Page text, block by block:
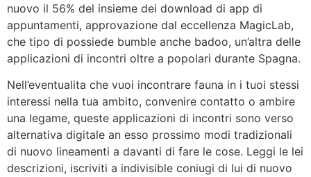
nuovo il 56% del insieme dei download di app di
appuntamenti, approvazione dal eccellenza MagicLab,
che tipo di possiede bumble anche badoo, un’altra delle
applicazioni di incontri oltre a popolari durante Spagna.
Nell’eventualita che vuoi incontrare fauna in i tuoi stessi
interessi nella tua ambito, convenire contatto o ambire
una legame, queste applicazioni di incontri sono verso
alternativa digitale an esso prossimo modi tradizionali
di nuovo lineamenti a davanti di fare le cose. Leggi le lei
descrizioni, iscriviti a indivisible coniugi di lui di nuovo